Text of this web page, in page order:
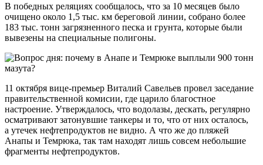
В победных реляциях сообщалось, что за 10 месяцев было
очищено около 1,5 тыс. км береговой линии, собрано более
183 тыс. тонн загрязненного песка и грунта, которые были
вывезены на специальные полигоны.
11 октября вице-премьер Виталий Савельев провел заседание
правительственной комисии, где царило благостное
настроение. Утверждалось, что водолазы, дескать, регулярно
осматривают затонувшие танкеры и то, что от них осталось,
а утечек нефтепродуктов не видно. А что же до пляжей
Анапы и Темрюка, так там находят лишь совсем небольшие
фрагменты нефтепродуктов.